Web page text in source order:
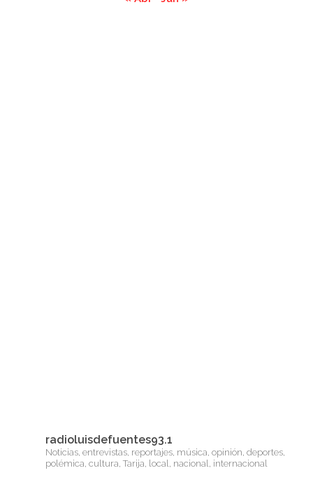
radioluisdefuentes93.1
Noticias, entrevistas, reportajes, música, opinión, deportes,
polémica, cultura, Tarija, local, nacional, internacional